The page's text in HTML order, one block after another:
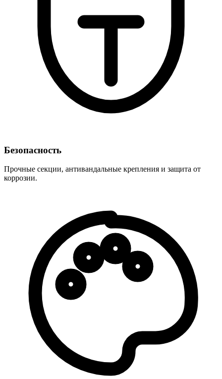
Безопасность
Прочные секции, антивандальные крепления и защита от
коррозии.